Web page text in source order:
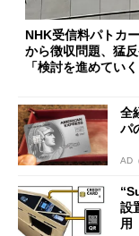
NHK受信料パトカ
から徴収問題、猛
「検討を進めてい
全
パ
AD
設
用